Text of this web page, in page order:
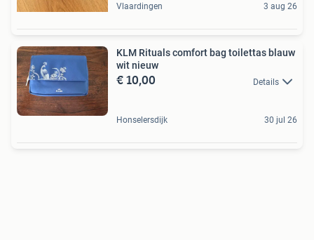
Vlaardingen 3 aug 26
KLM Rituals comfort bag toilettas blauw
wit nieuw
€ 10,00 Details
Honselersdijk 30 jul 26